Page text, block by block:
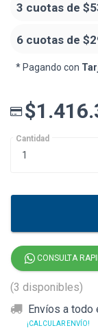
3 cuotas de
6 cuotas de
* Pagando con
Cantidad
CONSULTA
(3 disponibles)
Envíos a todo
¡CALCULAR ENVÍO!